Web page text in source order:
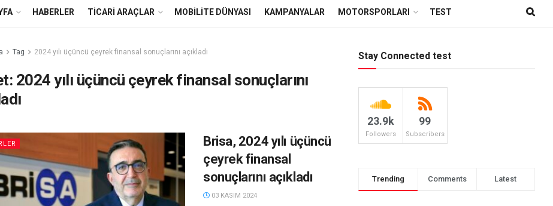
HABERLER TİCARİ ARAÇLAR MOBİLİTE DÜNYASI KAMPANYALAR MOTORSPORLARI TEST
Tag 2024 yılı üçüncü çeyrek finansal sonuçlarını açıkladı
2024 yılı üçüncü çeyrek finansal sonuçlarını
Brisa, 2024 yılı üçüncü
çeyrek finansal
sonuçlarını açıkladı
03 KASIM 2024
Stay Connected test
23.9k
Followers
99
Subscribers
Trending Comments Latest